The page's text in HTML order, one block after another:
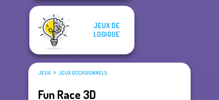
JEUX DE
LOGIQUE
JEUX JEUX OCCASIONNELS
Fun Race 3D